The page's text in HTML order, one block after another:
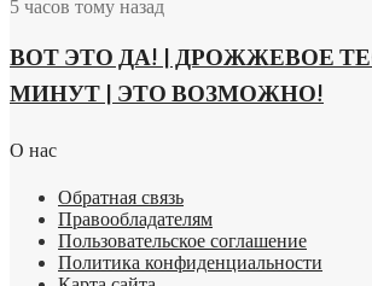
5 часов тому назад
ВОТ ЭТО ДА! | ДРОЖЖЕВОЕ
МИНУТ | ЭТО ВОЗМОЖНО!
О нас
Обратная связь
Правообладателям
Пользовательское соглашение
Политика конфиденциальности